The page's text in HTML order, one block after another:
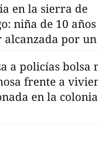
en la sierra de
niña de 10
alcanzada por
a policías bolsa
frente a
en la colonia